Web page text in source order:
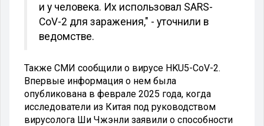
и у человека. Их использовал SARS-
CoV-2 для заражения," - уточнили в
ведомстве.
Также СМИ сообщили о вирусе HKU5-CoV-2.
Впервые информация о нем была
опубликована в феврале 2025 года, когда
исследователи из Китая под руководством
вирусолога Ши Чжэнли заявили о способности